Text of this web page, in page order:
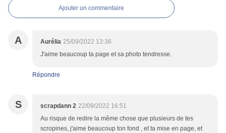
Ajouter un commentaire
A Aurélia 25/09/2022 13:36
J'aime beaucoup ta page et sa photo tendresse.
Répondre
S scrapdann 2 22/09/2022 16:51
Au risque de redire la même chose que plusieurs de tes
scropines, j'aime beaucoup ton fond , et ta mise en page, et